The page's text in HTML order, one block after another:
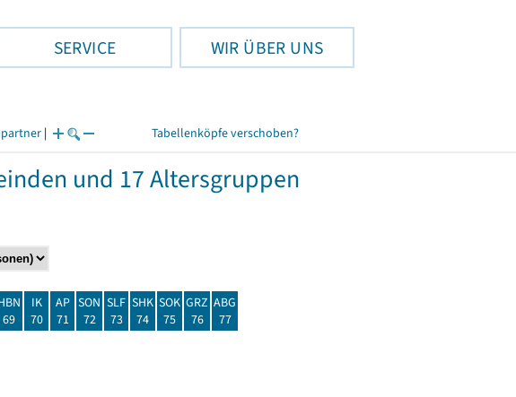
SERVICE WIR ÜBER UNS
| Tabellenköpfe verschoben?
und 17 Altersgruppen
69
IK
70
AP
71
SON
72
SLF
73
SHK
74
SOK
75
GRZ
76
ABG
77